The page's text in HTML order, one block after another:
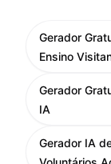
Gerador
Ensino
Gerador
IA
Gerador IA